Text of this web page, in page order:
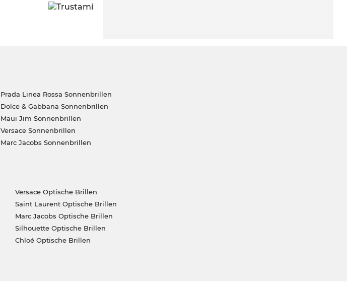
Prada Linea Rossa Sonnenbrillen
Dolce & Gabbana Sonnenbrillen
Maui Jim Sonnenbrillen
Versace Sonnenbrillen
Marc Jacobs Sonnenbrillen
Versace Optische Brillen
Saint Laurent Optische Brillen
Marc Jacobs Optische Brillen
Silhouette Optische Brillen
Chloé Optische Brillen